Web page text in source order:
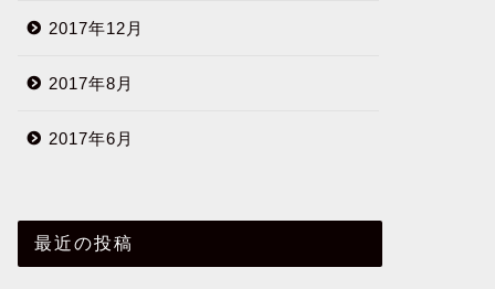
2017年12月
2017年8月
2017年6月
最近の投稿